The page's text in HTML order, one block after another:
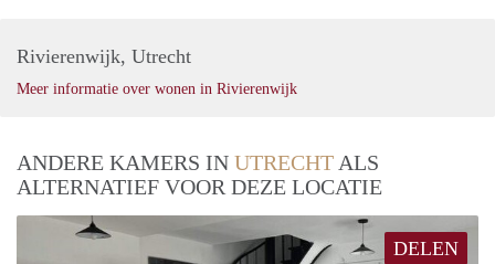
Rivierenwijk, Utrecht
Meer informatie over wonen in Rivierenwijk
ANDERE KAMERS IN UTRECHT ALS
ALTERNATIEF VOOR DEZE LOCATIE
DELEN